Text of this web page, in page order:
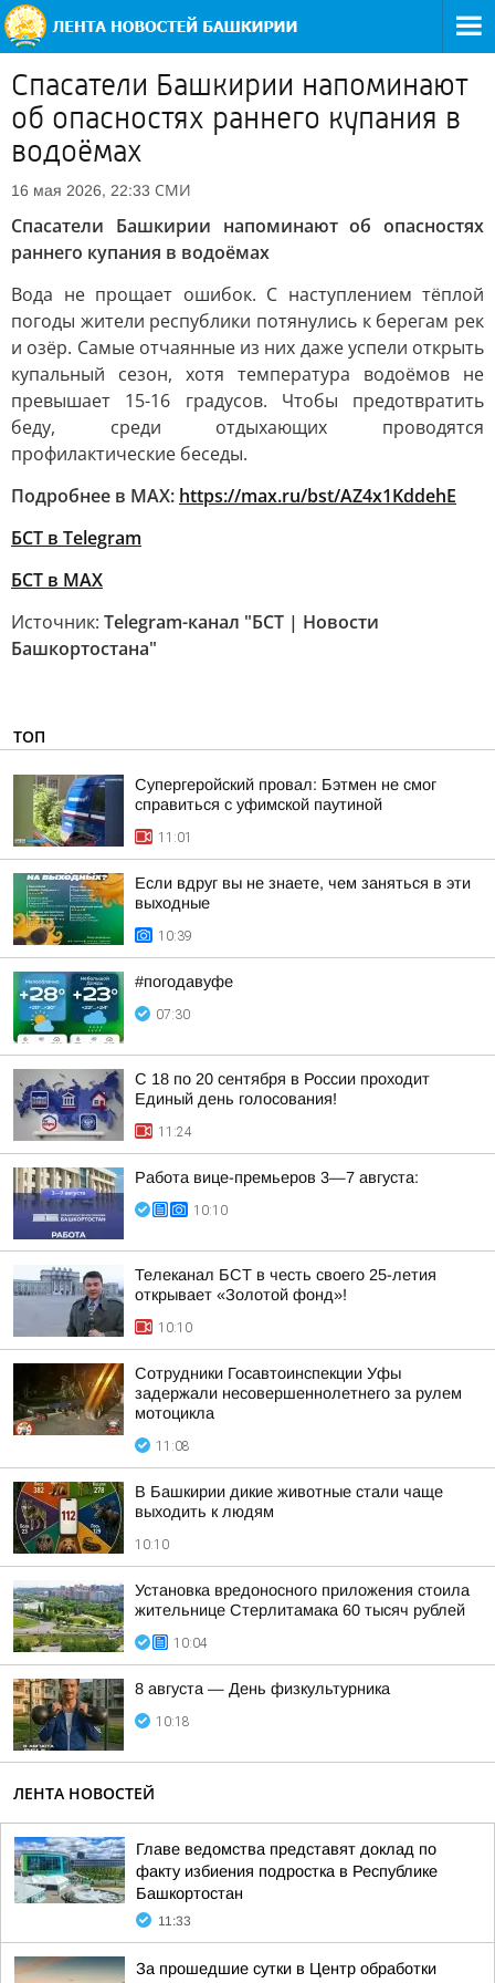
Спасатели Башкирии напоминают
об опасностях раннего купания в
водоёмах
16 мая 2026, 22:33 СМИ
Спасатели Башкирии напоминают об опасностях
раннего купания в водоёмах
Вода не прощает ошибок. С наступлением тёплой
погоды жители республики потянулись к берегам рек
и озёр. Самые отчаянные из них даже успели открыть
купальный сезон, хотя температура водоёмов не
превышает 15-16 градусов. Чтобы предотвратить
беду, среди отдыхающих проводятся
профилактические беседы.
Подробнее в MAX: https://max.ru/bst/AZ4x1KddehE
БСТ в Telegram
БСТ в МАХ
Источник: Telegram-канал "БСТ | Новости
Башкортостана"
ТОП
Супергеройский провал: Бэтмен не смог
справиться с уфимской паутиной
11:01
Если вдруг вы не знаете, чем заняться в эти
выходные
10:39
#погодавуфе
07:30
С 18 по 20 сентября в России проходит
Единый день голосования!
11:24
Работа вице-премьеров 3—7 августа:
10:10
Телеканал БСТ в честь своего 25-летия
открывает «Золотой фонд»!
10:10
Сотрудники Госавтоинспекции Уфы
задержали несовершеннолетнего за рулем
мотоцикла
11:08
В Башкирии дикие животные стали чаще
выходить к людям
10:10
Установка вредоносного приложения стоила
жительнице Стерлитамака 60 тысяч рублей
10:04
8 августа — День физкультурника
10:18
ЛЕНТА НОВОСТЕЙ
Главе ведомства представят доклад по
факту избиения подростка в Республике
Башкортостан
11:33
За прошедшие сутки в Центр обработки